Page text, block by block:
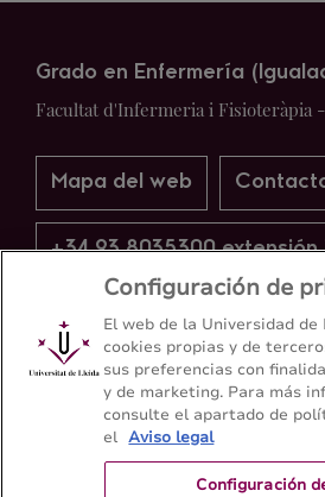
Grado en Enfermería
Facultat d'Infermeria i Fisioteràpia
Mapa del web
+34 93 8035300 extensión
Configuración de
El web de la Universidad
cookies propias y de
sus preferencias con
y de marketing. Para más
consulte el apartado de
el Aviso legal
Configuración